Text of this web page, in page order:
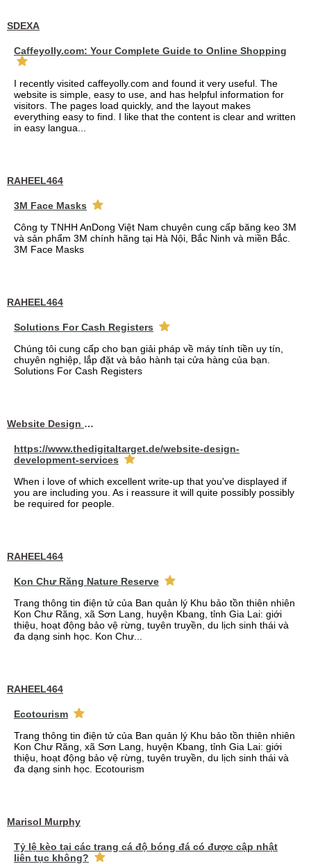
SDEXA
Caffeyolly.com: Your Complete Guide to Online Shopping
I recently visited caffeyolly.com and found it very useful. The
website is simple, easy to use, and has helpful information for
visitors. The pages load quickly, and the layout makes
everything easy to find. I like that the content is clear and written
in easy langua...
RAHEEL464
3M Face Masks
Công ty TNHH AnDong Việt Nam chuyên cung cấp băng keo 3M
và sản phẩm 3M chính hãng tại Hà Nội, Bắc Ninh và miền Bắc.
3M Face Masks
RAHEEL464
Solutions For Cash Registers
Chúng tôi cung cấp cho bạn giải pháp về máy tính tiền uy tín,
chuyên nghiệp, lắp đặt và bảo hành tại cửa hàng của bạn.
Solutions For Cash Registers
Website Design Services berin
https://www.thedigitaltarget.de/website-design-
development-services
When i love of which excellent write-up that you've displayed if
you are including you. As i reassure it will quite possibly possibly
be required for people.
RAHEEL464
Kon Chư Răng Nature Reserve
Trang thông tin điện tử của Ban quản lý Khu bảo tồn thiên nhiên
Kon Chư Răng, xã Sơn Lang, huyện Kbang, tỉnh Gia Lai: giới
thiệu, hoạt động bảo vệ rừng, tuyên truyền, du lịch sinh thái và
đa dạng sinh học. Kon Chư...
RAHEEL464
Ecotourism
Trang thông tin điện tử của Ban quản lý Khu bảo tồn thiên nhiên
Kon Chư Răng, xã Sơn Lang, huyện Kbang, tỉnh Gia Lai: giới
thiệu, hoạt động bảo vệ rừng, tuyên truyền, du lịch sinh thái và
đa dạng sinh học. Ecotourism
Marisol Murphy
Tỷ lệ kèo tại các trang cá độ bóng đá có được cập nhật
liên tục không?